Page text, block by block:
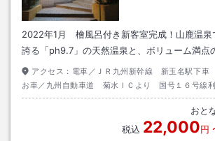
2022年1月 檜風呂付き新客室完成！山鹿温泉
誇る「ph9.7」の天然温泉と、ボリューム満点
アクセス： 電車／ＪＲ九州新幹線 新玉名駅下
お車／九州自動車道 菊水ＩＣより 国号１６号線
分）
おと
税込 22,000円